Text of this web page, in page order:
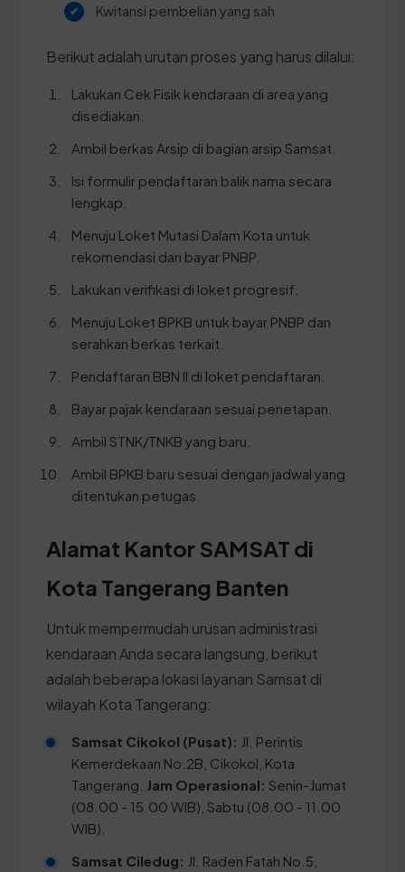
Kwitansi pembelian yang sah
Berikut adalah urutan proses yang harus dilalui:
Lakukan Cek Fisik kendaraan di area yang
disediakan.
Ambil berkas Arsip di bagian arsip Samsat.
Isi formulir pendaftaran balik nama secara
lengkap.
Menuju Loket Mutasi Dalam Kota untuk
rekomendasi dan bayar PNBP.
Lakukan verifikasi di loket progresif.
Menuju Loket BPKB untuk bayar PNBP dan
serahkan berkas terkait.
Pendaftaran BBN II di loket pendaftaran.
Bayar pajak kendaraan sesuai penetapan.
Ambil STNK/TNKB yang baru.
Ambil BPKB baru sesuai dengan jadwal yang
ditentukan petugas.
Alamat Kantor SAMSAT di
Kota Tangerang Banten
Untuk mempermudah urusan administrasi
kendaraan Anda secara langsung, berikut
adalah beberapa lokasi layanan Samsat di
wilayah Kota Tangerang:
Samsat Cikokol (Pusat): Jl. Perintis
Kemerdekaan No.2B, Cikokol, Kota
Tangerang.
Jam Operasional: Senin-Jumat
(08.00 - 15.00 WIB), Sabtu (08.00 - 11.00
WIB).
Samsat Ciledug: Jl. Raden Fatah No.5,